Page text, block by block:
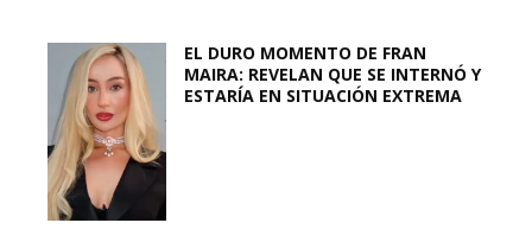
EL DURO MOMENTO DE FRAN
MAIRA: REVELAN QUE SE INTERNÓ Y
ESTARÍA EN SITUACIÓN EXTREMA